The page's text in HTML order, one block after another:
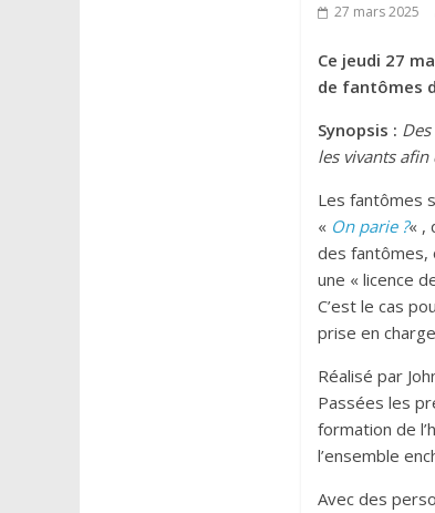
27 mars 2025
Ce jeudi 27
de fantômes
Synopsis :
les vivants afin
Les fantômes
« On parie ?« ,
des fantômes,
une « licence
C’est le cas
prise en
Réalisé par
Passées les
formation de
l’ensemble
Avec des